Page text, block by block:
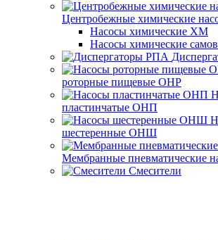
Центробежные химические
Насосы химические ХМ
Насосы химические
роторные пищевые ОНР
пластинчатые ОНП
шестеренные ОНШ
Мембранные пневматические
Смесители